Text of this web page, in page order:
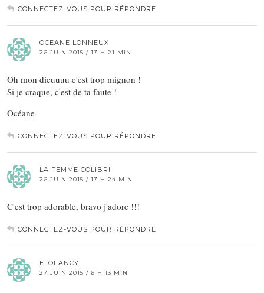
CONNECTEZ-VOUS POUR RÉPONDRE
OCEANE LONNEUX
26 JUIN 2015 / 17 H 21 MIN
Oh mon dieuuuu c'est trop mignon !
Si je craque, c'est de ta faute !
Océane
CONNECTEZ-VOUS POUR RÉPONDRE
LA FEMME COLIBRI
26 JUIN 2015 / 17 H 24 MIN
C'est trop adorable, bravo j'adore !!!
CONNECTEZ-VOUS POUR RÉPONDRE
ELOFANCY
27 JUIN 2015 / 6 H 13 MIN